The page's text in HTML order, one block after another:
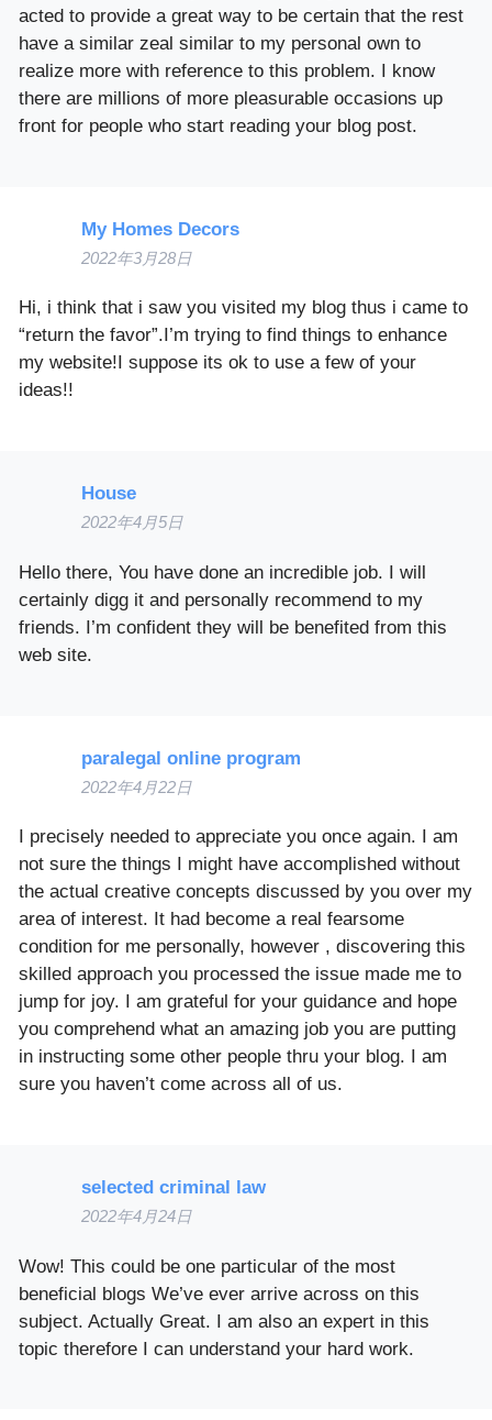
acted to provide a great way to be certain that the rest
have a similar zeal similar to my personal own to
realize more with reference to this problem. I know
there are millions of more pleasurable occasions up
front for people who start reading your blog post.
My Homes Decors
2022年3月28日
Hi, i think that i saw you visited my blog thus i came to
“return the favor”.I’m trying to find things to enhance
my website!I suppose its ok to use a few of your
ideas!!
House
2022年4月5日
Hello there, You have done an incredible job. I will
certainly digg it and personally recommend to my
friends. I’m confident they will be benefited from this
web site.
paralegal online program
2022年4月22日
I precisely needed to appreciate you once again. I am
not sure the things I might have accomplished without
the actual creative concepts discussed by you over my
area of interest. It had become a real fearsome
condition for me personally, however , discovering this
skilled approach you processed the issue made me to
jump for joy. I am grateful for your guidance and hope
you comprehend what an amazing job you are putting
in instructing some other people thru your blog. I am
sure you haven’t come across all of us.
selected criminal law
2022年4月24日
Wow! This could be one particular of the most
beneficial blogs We’ve ever arrive across on this
subject. Actually Great. I am also an expert in this
topic therefore I can understand your hard work.